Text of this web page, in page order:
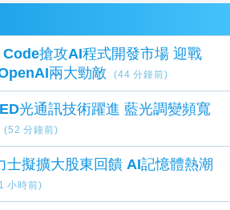
搶攻AI程式開發市場 迎戰
兩大勁敵
(44 分鐘前)
光通訊技術躍進 藍光調變頻寬
(52 分鐘前)
士擬擴大股東回饋 AI記憶體熱潮
小時前)